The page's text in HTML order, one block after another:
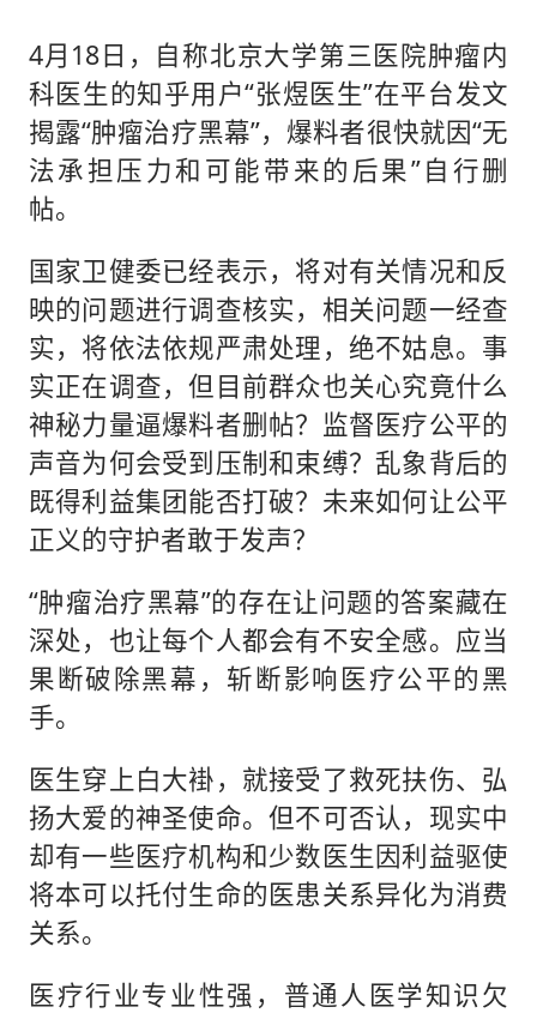
4月18日，自称北京大学第三医院肿瘤内
科医生的知乎用户“张煜医生”在平台发文
揭露“肿瘤治疗黑幕”，爆料者很快就因“无
法承担压力和可能带来的后果”自行删
帖。
国家卫健委已经表示，将对有关情况和反
映的问题进行调查核实，相关问题一经查
实，将依法依规严肃处理，绝不姑息。事
实正在调查，但目前群众也关心究竟什么
神秘力量逼爆料者删帖？监督医疗公平的
声音为何会受到压制和束缚？乱象背后的
既得利益集团能否打破？未来如何让公平
正义的守护者敢于发声？
“肿瘤治疗黑幕”的存在让问题的答案藏在
深处，也让每个人都会有不安全感。应当
果断破除黑幕，斩断影响医疗公平的黑
手。
医生穿上白大褂，就接受了救死扶伤、弘
扬大爱的神圣使命。但不可否认，现实中
却有一些医疗机构和少数医生因利益驱使
将本可以托付生命的医患关系异化为消费
关系。
医疗行业专业性强，普通人医学知识欠